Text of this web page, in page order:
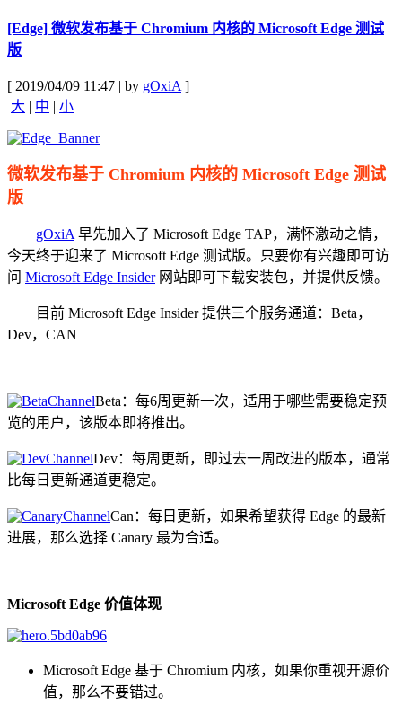
[Edge] 微软发布基于 Chromium 内核的 Microsoft Edge 测试
版
[ 2019/04/09 11:47 | by gOxiA]
大 | 中 | 小
微软发布基于 Chromium 内核的 Microsoft Edge 测试
版
gOxiA早先加入了 Microsoft Edge TAP，满怀激动之情，
今天终于迎来了 Microsoft Edge 测试版。只要你有兴趣即可访
问 Microsoft Edge Insider网站即可下载安装包，并提供反馈。
目前 Microsoft Edge Insider 提供三个服务通道：Beta，
Dev，CAN
Beta：每6周更新一次，适用于哪些需要稳定预
览的用户，该版本即将推出。
Dev：每周更新，即过去一周改进的版本，通常
比每日更新通道更稳定。
Can：每日更新，如果希望获得 Edge 的最新
进展，那么选择 Canary 最为合适。
Microsoft Edge 价值体现
Microsoft Edge 基于 Chromium 内核，如果你重视开源价
值，那么不要错过。